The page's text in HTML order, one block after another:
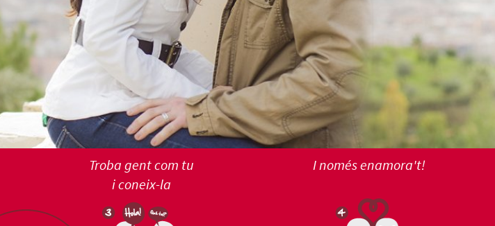
Troba gent com tu
i coneix-la
I només enamora't!